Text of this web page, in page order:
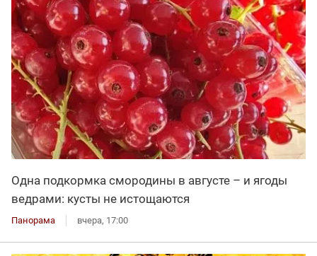
Одна подкормка смородины в августе – и ягоды
ведрами: кусты не истощаются
Панорама вчера, 17:00